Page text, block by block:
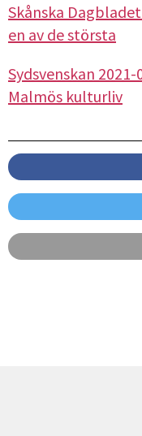
Skånska
en av de största
Sydsvenskan
Malmös kulturliv